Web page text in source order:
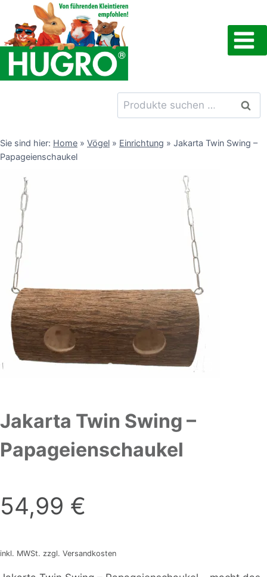
Inhalt
springen
Suchen
nach:
Sie sind hier: Home » Vögel » Einrichtung » Jakarta Twin Swing –
Papageienschaukel
Jakarta Twin Swing –
Papageienschaukel
54,99 €
inkl. MWSt. zzgl. Versandkosten